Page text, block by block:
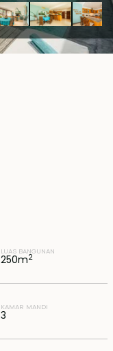
LUAS BANGUNAN
250m2
KAMAR MANDI
3